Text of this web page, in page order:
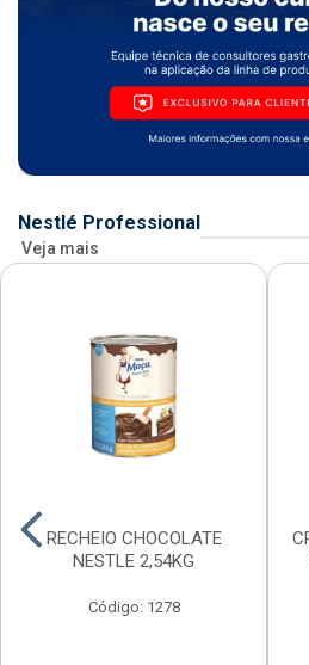
Nestlé Professional
Veja mais
RECHEIO CHOCOLATE
NESTLE 2,54KG
Código: 1278